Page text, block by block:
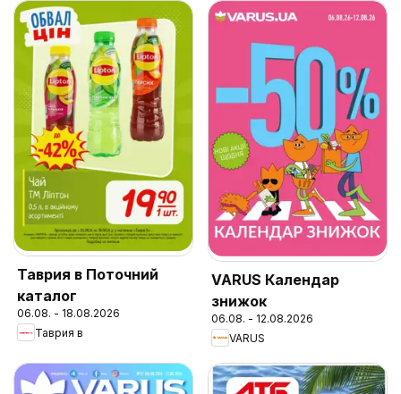
Таврия в Поточний
каталог
06.08. - 18.08.2026
Таврия в
VARUS Календар
знижок
06.08. - 12.08.2026
VARUS